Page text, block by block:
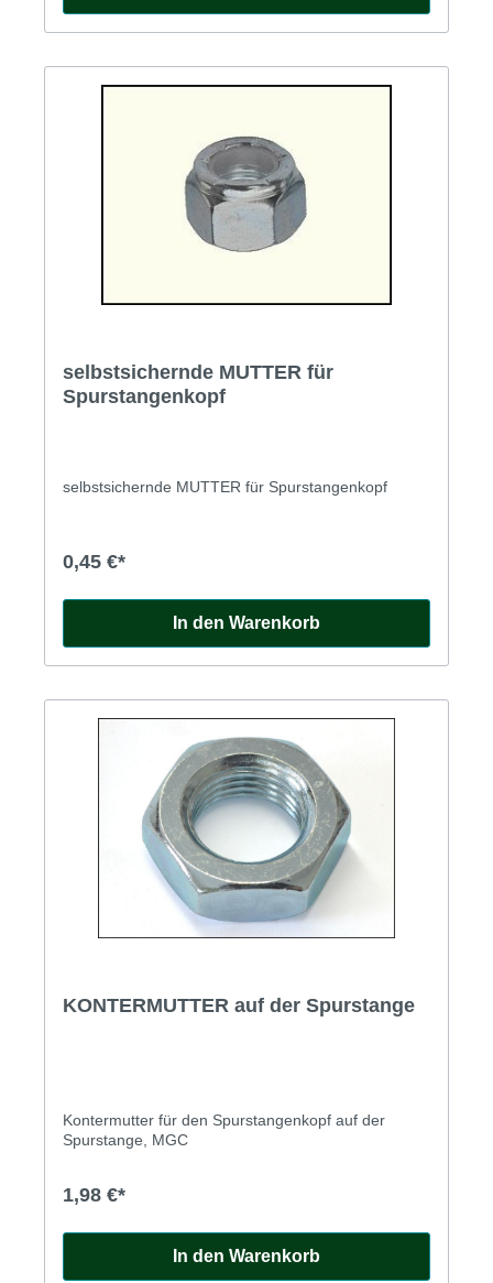
selbstsichernde MUTTER für
Spurstangenkopf
selbstsichernde MUTTER für Spurstangenkopf
0,45 €*
In den Warenkorb
KONTERMUTTER auf der Spurstange
Kontermutter für den Spurstangenkopf auf der
Spurstange, MGC
1,98 €*
In den Warenkorb